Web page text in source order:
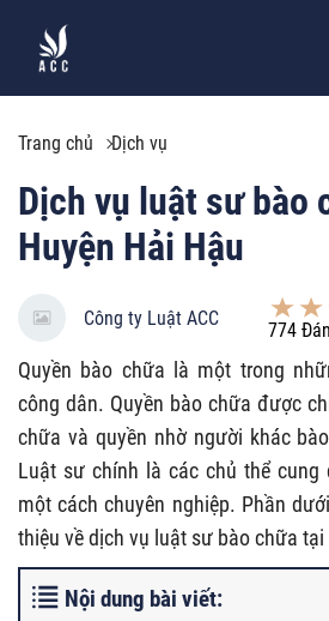
Trang chủ Dịch vụ
Dịch vụ luật sư bào
Huyện Hải Hậu
Công ty Luật ACC
774
Quyền bào chữa là một trong
công dân. Quyền bào chữa được
chữa và quyền nhờ người khác
Luật sư chính là các chủ thể cung
một cách chuyên nghiệp. Phần
thiệu về dịch vụ luật sư bào chữa tại
Nội dung bài viết: